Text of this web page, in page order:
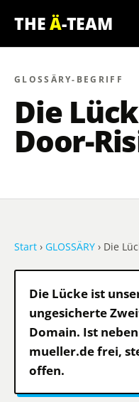
THEÄ-TEAM
GLOSSÄRY-BEGRIFF
Die
Door-
Start › GLOSSÄRY › Die
Die Lücke ist
ungesicherte
Domain. Ist
mueller.de frei,
offen.